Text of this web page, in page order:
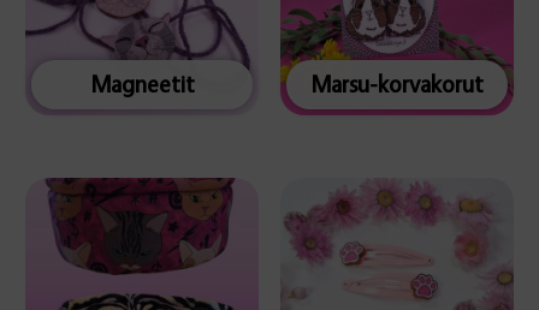
Magneetit Marsu-korvakorut